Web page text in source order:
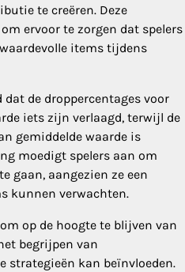
te creëren. Deze
ervoor te zorgen dat spelers
items tijdens
dat de droppercentages voor
iets zijn verlaagd, terwijl de
gemiddelde waarde is
moedigt spelers aan om
gaan, aangezien ze een
kunnen verwachten.
op de hoogte te blijven van
begrijpen van
strategieën kan beïnvloeden.